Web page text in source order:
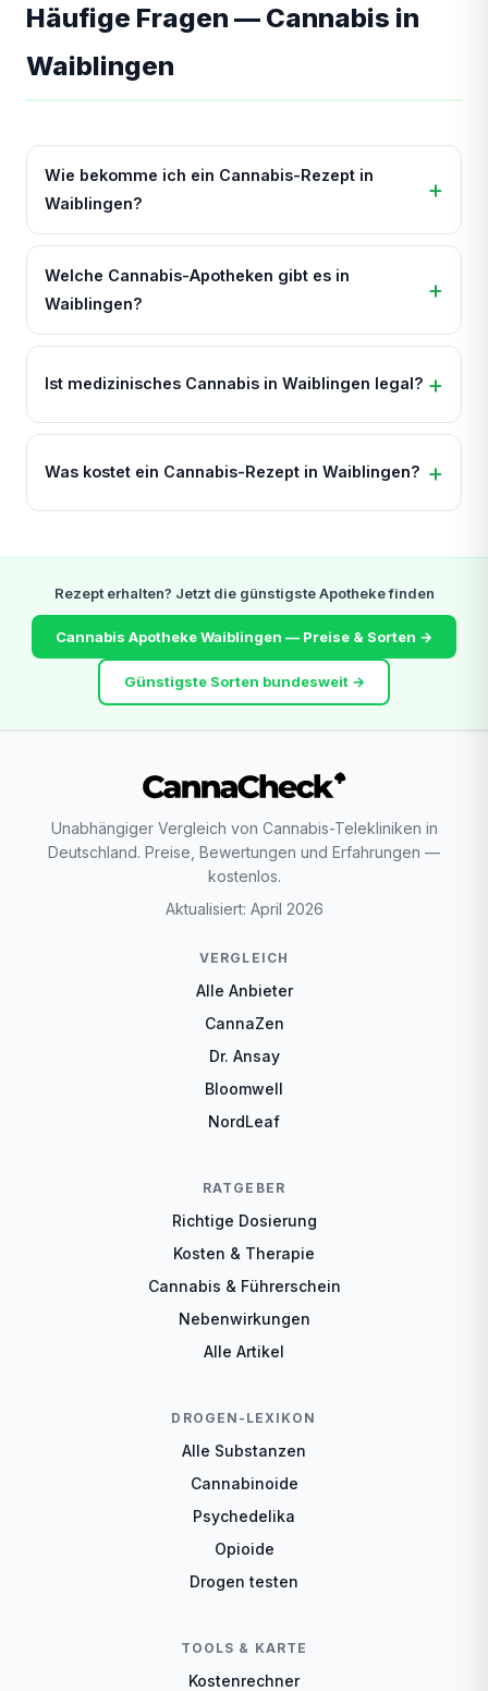
Häufige Fragen — Cannabis in
Waiblingen
Wie bekomme ich ein Cannabis-Rezept in
Waiblingen?
Welche Cannabis-Apotheken gibt es in
Waiblingen?
Ist medizinisches Cannabis in Waiblingen legal?
Was kostet ein Cannabis-Rezept in Waiblingen?
Rezept erhalten? Jetzt die günstigste Apotheke finden
Cannabis Apotheke Waiblingen — Preise & Sorten →
Günstigste Sorten bundesweit →
Unabhängiger Vergleich von Cannabis-Telekliniken in
Deutschland. Preise, Bewertungen und Erfahrungen —
kostenlos.
Aktualisiert: April 2026
VERGLEICH
Alle Anbieter
CannaZen
Dr. Ansay
Bloomwell
NordLeaf
RATGEBER
Richtige Dosierung
Kosten & Therapie
Cannabis & Führerschein
Nebenwirkungen
Alle Artikel
DROGEN-LEXIKON
Alle Substanzen
Cannabinoide
Psychedelika
Opioide
Drogen testen
TOOLS & KARTE
Kostenrechner